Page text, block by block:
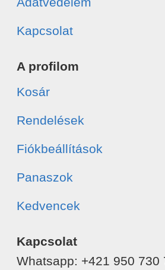
Kapcsolat
A profilom
Kosár
Rendelések
Fiókbeállítások
Panaszok
Kedvencek
Kapcsolat
Whatsapp: +421 950 730